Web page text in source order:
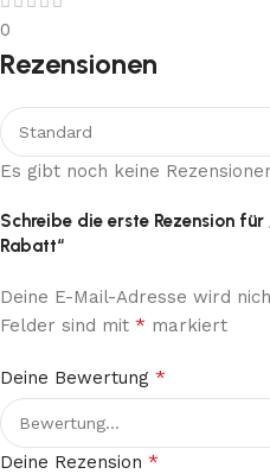
0
Rezensionen
Es gibt noch keine
Schreibe die erste Rezension
Rabatt“
Deine E-Mail-Adresse wird
Felder sind mit * markiert
Deine Bewertung *
Deine Rezension *